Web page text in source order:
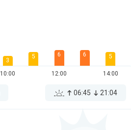
3
10:00
5 6
12:00
6 5
14:00
06:45 21:04